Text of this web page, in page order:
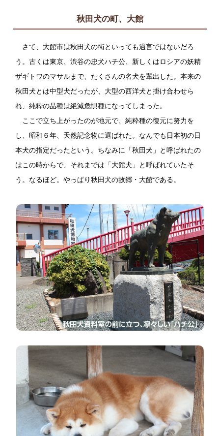
秋田犬の町、大館
さて、大館市は秋田犬の街といっても過言ではないだろ
う。古くは東京、渋谷の忠犬ハチ公、新しくはロシアの妖精
ザギトワのマサルまで、たくさんの名犬を輩出した。本来の
秋田犬とは中型犬だったが、大型の西洋犬と掛け合わせら
れ、純粋の品種は絶滅危惧種になってしまった。
ここで立ち上がったのが地元で、純粋種の復元に努力を
し、昭和６年、天然記念物に選ばれた。なんでも日本初の日
本犬の指定だったという。ちなみに「秋田犬」と呼ばれたの
はこの時からで、それまでは「大館犬」と呼ばれていたそ
う。なるほど。やっぱり秋田犬の故郷・大館である。